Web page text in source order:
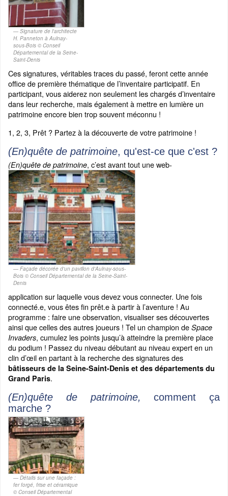
Signature de l'architecte
H. Panneton à Aulnay-
sous-Bois © Conseil
Départemental de la Seine-
Saint-Denis
Ces signatures, véritables traces du passé, feront cette année
office de première thématique de l’inventaire participatif. En
participant, vous aiderez non seulement les chargés d’inventaire
dans leur recherche, mais également à mettre en lumière un
patrimoine encore bien trop souvent méconnu !
1, 2, 3, Prêt ? Partez à la découverte de votre patrimoine !
(En)quête de patrimoine, qu'est-ce que c'est ?
(En)quête de patrimoine, c’est avant tout une web-
Façade décorée d'un pavillon d'Aulnay-sous-
Bois © Conseil Départemental de la Seine-Saint-
Denis
application sur laquelle vous devez vous connecter. Une fois
connecté.e, vous êtes fin prêt.e à partir à l’aventure ! Au
programme : faire une observation, visualiser ses découvertes
ainsi que celles des autres joueurs ! Tel un champion de Space
Invaders, cumulez les points jusqu’à atteindre la première place
du podium ! Passez du niveau débutant au niveau expert en un
clin d’œil en partant à la recherche des signatures des
bâtisseurs de la Seine-Saint-Denis et des départements du
Grand Paris.
(En)quête de patrimoine, comment ça
marche ?
Détails sur une façade :
fer forgé, frise et céramique
© Conseil Départemental